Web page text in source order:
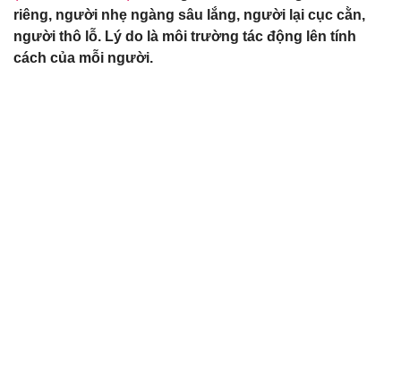
riêng, người nhẹ ngàng sâu lắng, người lại cục cằn,
người thô lỗ. Lý do là môi trường tác động lên tính
cách của mỗi người.